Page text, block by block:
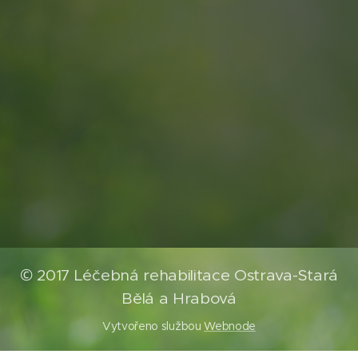
© 2017 Léčebná rehabilitace Ostrava-Stará
Bělá a Hrabová
Vytvořeno službouWebnode